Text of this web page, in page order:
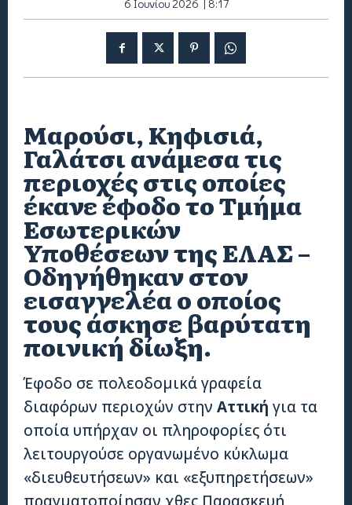
6 Ιουνίου 2026 | 8:17
Μαρούσι, Κηφισιά,
Γαλάτσι ανάμεσα τις
περιοχές στις οποίες
έκανε έφοδο το Τμήμα
Εσωτερικών
Υποθέσεων της ΕΛΑΣ –
Οδηγήθηκαν στον
εισαγγελέα ο οποίος
τους άσκησε βαρύτατη
ποινική δίωξη.
Έφοδο σε πολεοδομικά γραφεία
διαφόρων περιοχών στην Αττική για τα
οποία υπήρχαν οι πληροφορίες ότι
λειτουργούσε οργανωμένο κύκλωμα
«διευθευτήσεων» και «εξυπηρετήσεων»